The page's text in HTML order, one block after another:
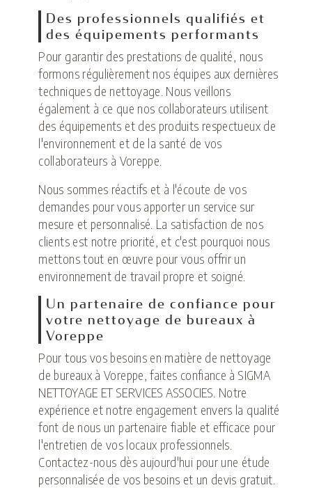
Des professionnels qualifiés et
des équipements performants
Pour garantir des prestations de qualité, nous
formons régulièrement nos équipes aux dernières
techniques de nettoyage. Nous veillons
également à ce que nos collaborateurs utilisent
des équipements et des produits respectueux de
l'environnement et de la santé de vos
collaborateurs à Voreppe.
Nous sommes réactifs et à l'écoute de vos
demandes pour vous apporter un service sur
mesure et personnalisé. La satisfaction de nos
clients est notre priorité, et c'est pourquoi nous
mettons tout en œuvre pour vous offrir un
environnement de travail propre et soigné.
Un partenaire de confiance pour
votre nettoyage de bureaux à
Voreppe
Pour tous vos besoins en matière de nettoyage
de bureaux à Voreppe, faites confiance à SIGMA
NETTOYAGE ET SERVICES ASSOCIES. Notre
expérience et notre engagement envers la qualité
font de nous un partenaire fiable et efficace pour
l'entretien de vos locaux professionnels.
Contactez-nous dès aujourd'hui pour une étude
personnalisée de vos besoins et un devis gratuit.